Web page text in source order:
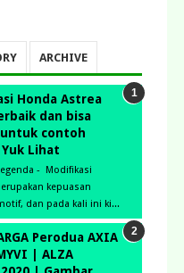
ARCHIVE
Honda Astrea
dan bisa
contoh
Lihat
- Modifikasi
kepuasan
dan pada kali ini ki...
Perodua AXIA
| ALZA